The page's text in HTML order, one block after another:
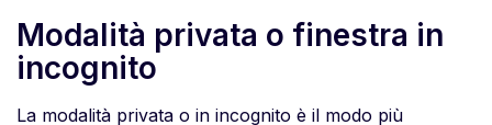
Modalità privata o finestra in
incognito
La modalità privata o in incognito è il modo più